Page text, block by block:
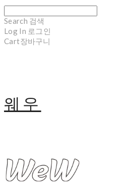
Search 검색
Log In 로그인
Cart장바구니
웨우